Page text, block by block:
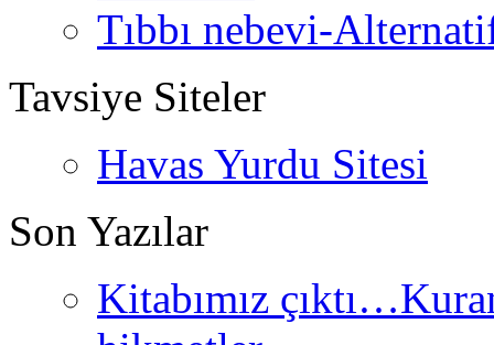
Tıbbı nebevi-
Tavsiye Siteler
Havas Yurdu Sitesi
Son Yazılar
Kitabımız